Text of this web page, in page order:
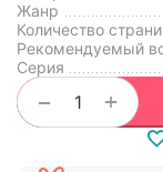
Жанр
Количество
Рекомендуемый
Серия
+
−